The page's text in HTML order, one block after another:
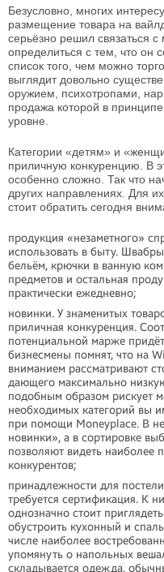
Безусловно, многих
размещение товара на
серьёзно решил связаться
определиться с тем, что он
список того, чем можно
выглядит довольно
оружием, психотропами,
продажа которой в
уровне.
Категории «детям» и
приличную конкуренцию. В
особенно сложно. Так что
других направлениях. Для
стоит обратить сегодня
продукция «незаметного»
использовать в быту.
бельём, крючки в ванную
предметов и остальная
практически ежедневно;
новинки. У знаменитых
приличная конкуренция.
потенциальной марже
бизнесмены помнят, что на
вниманием рассматривают
дающего максимально
подобным образом рискует
необходимых категорий вы
при помощи Moneyplace. В
новинки», а в сортировке
позволяют видеть
конкурентов;
принадлежности для
требуется сертификация. К
однозначно стоит
обустроить кухонный и
числе наиболее
упомянуть о напольных
складывается одежда,